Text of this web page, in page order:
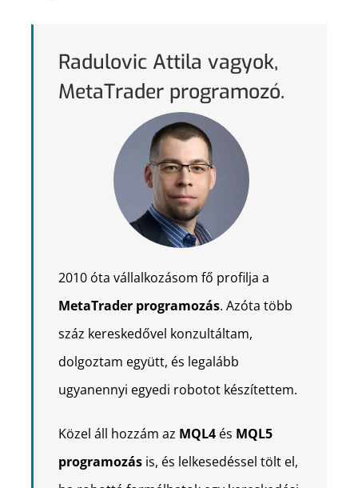
Radulovic Attila vagyok,
MetaTrader programozó.
2010 óta vállalkozásom fő profilja a
MetaTrader programozás. Azóta több
száz kereskedővel konzultáltam,
dolgoztam együtt, és legalább
ugyanennyi egyedi robotot készítettem.
Közel áll hozzám az MQL4és MQL5
programozásis, és lelkesedéssel tölt el,